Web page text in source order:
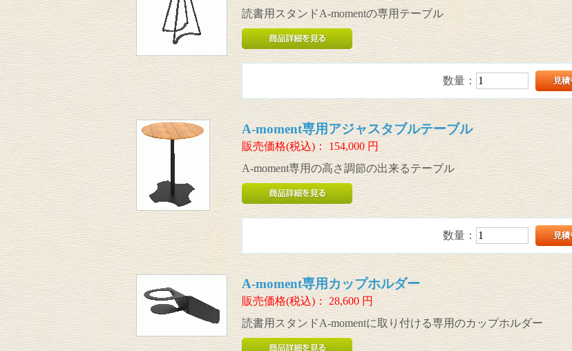
読書用スタンドA-momentの専用テーブル
数量：
A-moment専用アジャスタブルテーブル
販売価格(税込)： 154,000円
A-moment専用の高さ調節の出来るテーブル
数量：
A-moment専用カップホルダー
販売価格(税込)： 28,600円
読書用スタンドA-momentに取り付ける専用のカップホルダー